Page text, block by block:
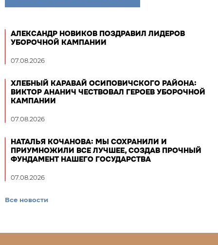
АЛЕКСАНДР НОВИКОВ ПОЗДРАВИЛ ЛИДЕРОВ
УБОРОЧНОЙ КАМПАНИИ
07.08.2026
ХЛЕБНЫЙ КАРАВАЙ ОСИПОВИЧСКОГО РАЙОНА:
ВИКТОР АНАНИЧ ЧЕСТВОВАЛ ГЕРОЕВ УБОРОЧНОЙ
КАМПАНИИ
07.08.2026
НАТАЛЬЯ КОЧАНОВА: МЫ СОХРАНИЛИ И
ПРИУМНОЖИЛИ ВСЕ ЛУЧШЕЕ, СОЗДАВ ПРОЧНЫЙ
ФУНДАМЕНТ НАШЕГО ГОСУДАРСТВА
07.08.2026
Все новости